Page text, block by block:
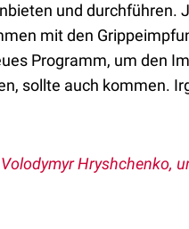
und durchführen.
mit den
Programm, um den
sollte auch kommen.
Volodymyr Hryshchenko,